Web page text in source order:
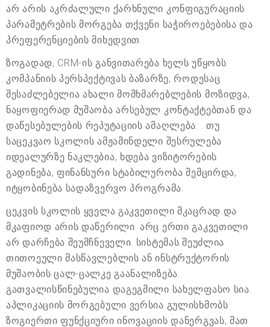
არ არის აკრძალული ქარხნული კონფიგურაციის
პარამეტრების მორგება თქვენი საჭიროებებისა და
პრეფერენციების მიხედვით.
ზოგადად, CRM-ის განვითარება ხელს უწყობს
კომპანიის პერსპექტივას ბაზარზე, როდესაც
შესაძლებელია ახალი მომხმარებლების მოზიდვა,
ნაყოფიერად მუშაობა არსებულ კონტაქტებთან და
დაწესებულების რეპუტაციის ამაღლება. . თუ
საცეკვაო სკოლის ამჟამინდელი შესრულება
იდეალურზე ნაკლებია, ხდება ვიზიტორების
გადინება, ფინანსური სტაბილურობა შემცირდა,
იტყობინება სადაზვერვო პროგრამა.
ცეკვის სკოლის ყველა გაკვეთილი მკაცრად და
მკაფიოდ არის დაწერილი. არც ერთი გაკვეთილი
არ დარჩება შეუმჩნეველი. სისტემას შეუძლია
თითოეული მასწავლებლის ან ინსტრუქტორის
მუშაობის ცალ-ცალკე გაანალიზება.
გათვალისწინებულია დაგეგმილი სახელფასო სია.
აპლიკაციის მორგებული ვერსია გულისხმობს
ზოგიერთი ფუნქციური ინოვაციის დანერგვას, მათ